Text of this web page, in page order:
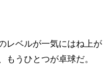
レベルが一気にはね上
うひとつが卓球だ。